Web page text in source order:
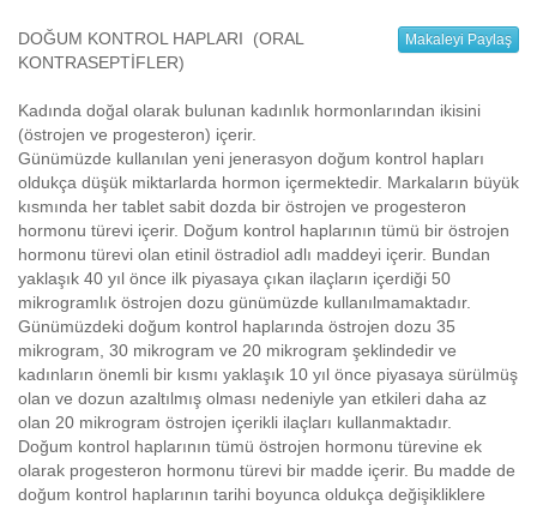
Makaleyi Paylaş
DOĞUM KONTROL HAPLARI (ORAL
KONTRASEPTİFLER)
Kadında doğal olarak bulunan kadınlık hormonlarından ikisini
(östrojen ve progesteron) içerir.
Günümüzde kullanılan yeni jenerasyon doğum kontrol hapları
oldukça düşük miktarlarda hormon içermektedir. Markaların büyük
kısmında her tablet sabit dozda bir östrojen ve progesteron
hormonu türevi içerir. Doğum kontrol haplarının tümü bir östrojen
hormonu türevi olan etinil östradiol adlı maddeyi içerir. Bundan
yaklaşık 40 yıl önce ilk piyasaya çıkan ilaçların içerdiği 50
mikrogramlık östrojen dozu günümüzde kullanılmamaktadır.
Günümüzdeki doğum kontrol haplarında östrojen dozu 35
mikrogram, 30 mikrogram ve 20 mikrogram şeklindedir ve
kadınların önemli bir kısmı yaklaşık 10 yıl önce piyasaya sürülmüş
olan ve dozun azaltılmış olması nedeniyle yan etkileri daha az
olan 20 mikrogram östrojen içerikli ilaçları kullanmaktadır.
Doğum kontrol haplarının tümü östrojen hormonu türevine ek
olarak progesteron hormonu türevi bir madde içerir. Bu madde de
doğum kontrol haplarının tarihi boyunca oldukça değişikliklere